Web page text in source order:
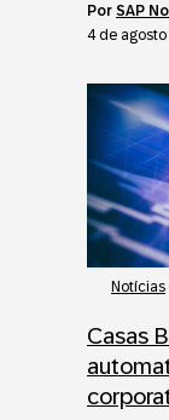
por SAP
4 de
Notícias
Casas